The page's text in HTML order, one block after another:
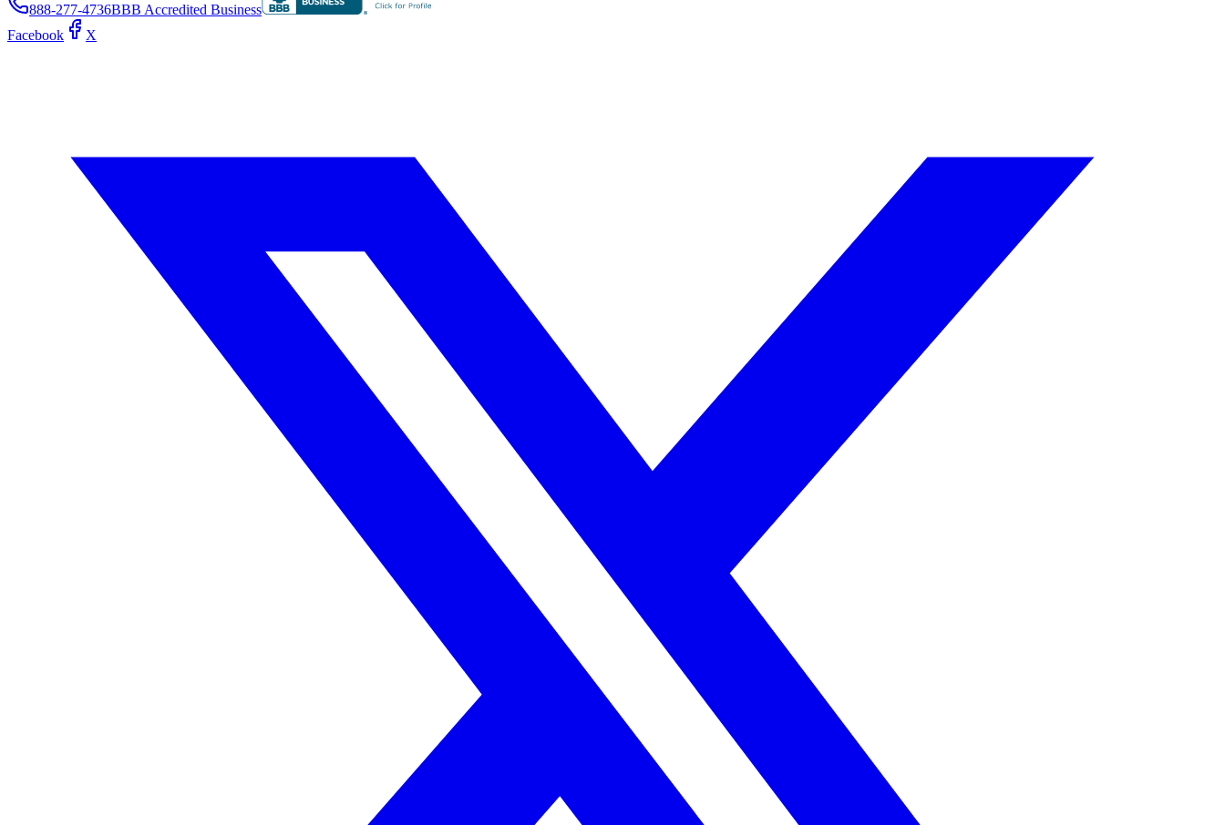
888-277-4736BBB Accredited Business
Facebook
X